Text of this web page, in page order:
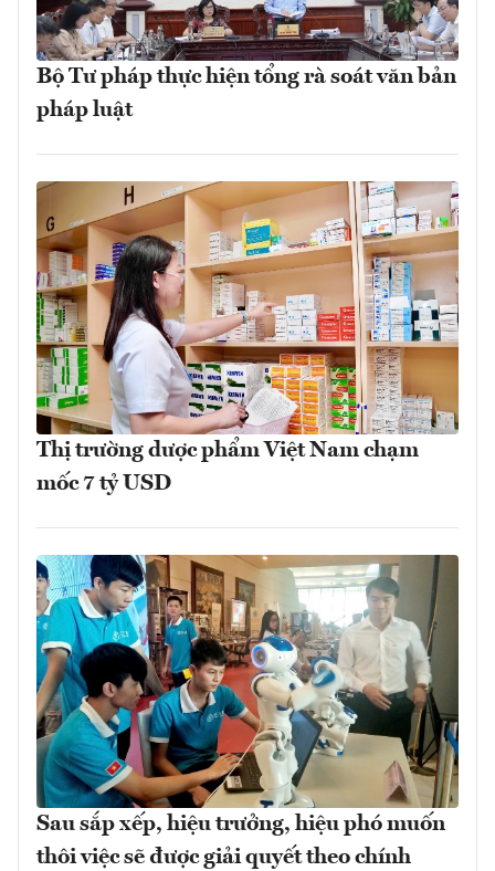
Bộ Tư pháp thực hiện tổng rà soát văn bản
pháp luật
Thị trường dược phẩm Việt Nam chạm
mốc 7 tỷ USD
Sau sắp xếp, hiệu trưởng, hiệu phó muốn
thôi việc sẽ được giải quyết theo chính